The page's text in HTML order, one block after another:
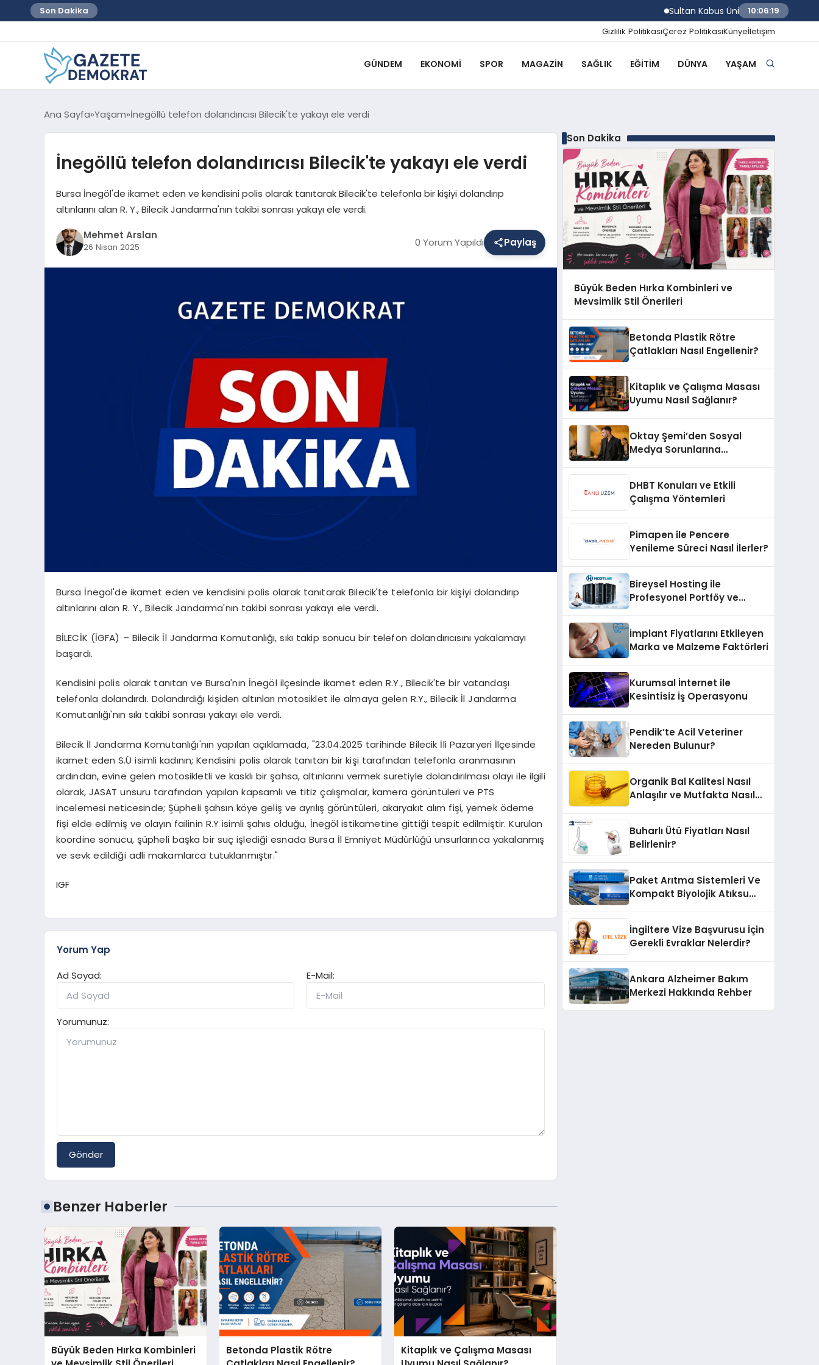
Son Dakika Sultan Kabus Üniversitesi Afaq Programı
10:06:20
Gizlilik PolitikasıÇerez PolitikasıKünyeİletişim
GÜNDEM EKONOMI SPOR MAGAZIN SAĞLIK EĞITIM DÜNYA YAŞAM
Ana Sayfa Yaşam İnegöllü telefon dolandırıcısı Bilecik'te yakayı ele verdi
İnegöllü telefon dolandırıcısı Bilecik'te yakayı ele verdi
Bursa İnegöl'de ikamet eden ve kendisini polis olarak tanıtarak Bilecik'te telefonla bir kişiyi dolandırıp
altınlarını alan R. Y., Bilecik Jandarma'nın takibi sonrası yakayı ele verdi.
Mehmet Arslan
26 Nisan 2025 0 Yorum Yapıldı Paylaş
Bursa İnegöl'de ikamet eden ve kendisini polis olarak tanıtarak Bilecik'te telefonla bir kişiyi dolandırıp
altınlarını alan R. Y., Bilecik Jandarma'nın takibi sonrası yakayı ele verdi.
BİLECİK (İGFA) – Bilecik İl Jandarma Komutanlığı, sıkı takip sonucu bir telefon dolandırıcısını yakalamayı
başardı.
Kendisini polis olarak tanıtan ve Bursa'nın İnegöl ilçesinde ikamet eden R.Y., Bilecik'te bir vatandaşı
telefonla dolandırdı. Dolandırdığı kişiden altınları motosiklet ile almaya gelen R.Y., Bilecik İl Jandarma
Komutanlığı'nın sıkı takibi sonrası yakayı ele verdi.
Bilecik İl Jandarma Komutanlığı'nın yapılan açıklamada, "23.04.2025 tarihinde Bilecik İli Pazaryeri İlçesinde
ikamet eden S.Ü isimli kadının; Kendisini polis olarak tanıtan bir kişi tarafından telefonla aranmasının
ardından, evine gelen motosikletli ve kasklı bir şahsa, altınlarını vermek suretiyle dolandırılması olayı ile ilgili
olarak, JASAT unsuru tarafından yapılan kapsamlı ve titiz çalışmalar, kamera görüntüleri ve PTS
incelemesi neticesinde; Şüpheli şahsın köye geliş ve ayrılış görüntüleri, akaryakıt alım fişi, yemek ödeme
fişi elde edilmiş ve olayın failinin R.Y isimli şahıs olduğu, İnegöl istikametine gittiği tespit edilmiştir. Kurulan
koordine sonucu, şüpheli başka bir suç işlediği esnada Bursa İl Emniyet Müdürlüğü unsurlarınca yakalanmış
ve sevk edildiği adli makamlarca tutuklanmıştır."
IGF
Yorum Yap
Ad Soyad:
E-Mail:
Yorumunuz:
Gönder
Benzer Haberler
Büyük Beden Hırka Kombinleri
Betonda Plastik Rötre
Kitaplık ve Çalışma Masası
Son Dakika
Büyük Beden Hırka Kombinleri ve
Mevsimlik Stil Önerileri
Betonda Plastik Rötre
Çatlakları Nasıl Engellenir?
Kitaplık ve Çalışma Masası
Uyumu Nasıl Sağlanır?
Oktay Şemi’den Sosyal
Medya Sorunlarına
DHBT Konuları ve Etkili
Çalışma Yöntemleri
Pimapen ile Pencere
Yenileme Süreci Nasıl İlerler?
Bireysel Hosting ile
Profesyonel Portföy ve
İmplant Fiyatlarını Etkileyen
Marka ve Malzeme Faktörleri
Kurumsal İnternet ile
Kesintisiz İş Operasyonu
Pendik’te Acil Veteriner
Nereden Bulunur?
Organik Bal Kalitesi Nasıl
Anlaşılır ve Mutfakta Nasıl
Buharlı Ütü Fiyatları Nasıl
Belirlenir?
Paket Arıtma Sistemleri Ve
Kompakt Biyolojik Atıksu
İngiltere Vize Başvurusu İçin
Gerekli Evraklar Nelerdir?
Ankara Alzheimer Bakım
Merkezi Hakkında Rehber